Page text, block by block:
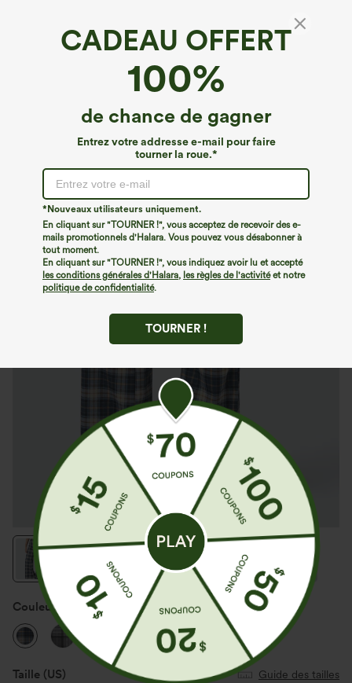
CADEAU OFFERT
100%
de chance de gagner
Entrez votre addresse e-mail pour faire
tourner la roue.*
*Nouveaux utilisateurs uniquement.
En cliquant sur "TOURNER !", vous acceptez de recevoir des e-
mails promotionnels d'Halara. Vous pouvez vous désabonner à
tout moment.
En cliquant sur "TOURNER !", vous indiquez avoir lu et accepté
les conditions générales d'Halara, les règles de l'activitéet notre
politique de confidentialité.
TOURNER !
Pantalon décontracté à taille haute et à
carreaux, grande taille, coupe large
Couleur Navy Blue Plaid
Taille (US) Guide des tailles